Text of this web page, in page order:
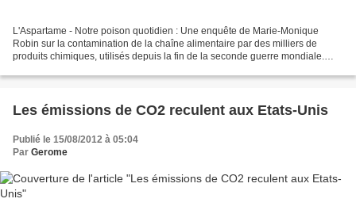
L'Aspartame - Notre poison quotidien : Une enquête de Marie-Monique
Robin sur la contamination de la chaîne alimentaire par des milliers de
produits chimiques, utilisés depuis la fin de la seconde guerre mondiale.
monde/Notre-poison-quotidien/3673748,CmC=......
Les émissions de CO2 reculent aux Etats-Unis
Publié le 15/08/2012 à 05:04
Par Gerome